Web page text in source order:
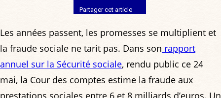
Partager cet article
Les années passent, les promesses se multiplient et
la fraude sociale ne tarit pas. Dans son rapport
annuel sur la Sécurité sociale, rendu public ce 24
mai, la Cour des comptes estime la fraude aux